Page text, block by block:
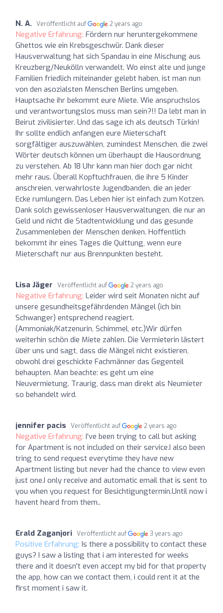
N. A. Veröffentlicht auf 2 years ago
Negative Erfahrung: Fördern nur heruntergekommene
Ghettos wie ein Krebsgeschwür. Dank dieser
Hausverwaltung hat sich Spandau in eine Mischung aus
Kreuzberg/Neukölln verwandelt. Wo einst alte und junge
Familien friedlich miteinander gelebt haben, ist man nun
von den asozialsten Menschen Berlins umgeben.
Hauptsache ihr bekommt eure Miete. Wie anspruchslos
und verantwortungslos muss man sein?!! Da lebt man in
Beirut zivilisierter. Und das sage ich als deutsch Türkin!
Ihr sollte endlich anfangen eure Mieterschaft
sorgfältiger auszuwählen, zumindest Menschen, die zwei
Wörter deutsch können um überhaupt die Hausordnung
zu verstehen. Ab 18 Uhr kann man hier doch gar nicht
mehr raus. Überall Kopftuchfrauen, die ihre 5 Kinder
anschreien, verwahrloste Jugendbanden, die an jeder
Ecke rumlungern. Das Leben hier ist einfach zum Kotzen.
Dank solch gewissenloser Hausverwaltungen, die nur an
Geld und nicht die Stadtentwicklung und das gesunde
Zusammenleben der Menschen denken. Hoffentlich
bekommt ihr eines Tages die Quittung, wenn eure
Mieterschaft nur aus Brennpunkten besteht.
Lisa Jäger Veröffentlicht auf 2 years ago
Negative Erfahrung: Leider wird seit Monaten nicht auf
unsere gesundheitsgefährdenden Mängel (ich bin
Schwanger) entsprechend reagiert.
(Ammoniak/Katzenurin, Schimmel, etc.)Wir dürfen
weiterhin schön die Miete zahlen. Die Vermieterin lästert
über uns und sagt, dass die Mängel nicht existieren,
obwohl drei geschickte Fachmänner das Gegenteil
behaupten. Man beachte: es geht um eine
Neuvermietung. Traurig, dass man direkt als Neumieter
so behandelt wird.
jennifer pacis Veröffentlicht auf 2 years ago
Negative Erfahrung: I‘ve been trying to call but asking
for Apartment is not included on their service.I also been
tring to send request everytime they have new
Apartment listing but never had the chance to view even
just one.I only receive and automatic email that is sent to
you when you request for Besichtigungtermin.Until now i
havent heard from them..
Erald Zaganjori Veröffentlicht auf 3 years ago
Positive Erfahrung: Is there a possibility to contact these
guys? I saw a listing that i am interested for weeks
there and it doesn't even accept my bid for that property
the app, how can we contact them, i could rent it at the
first moment i saw it.